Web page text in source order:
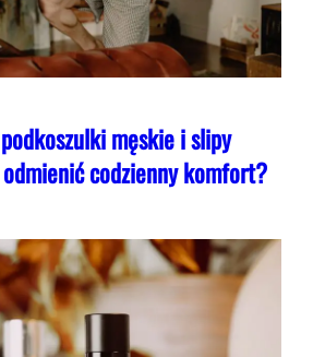
męskie i slipy
codzienny komfort?